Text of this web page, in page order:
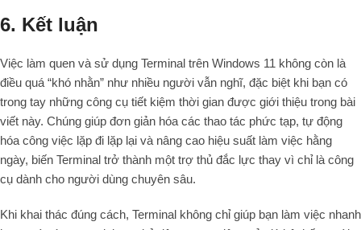
6. Kết luận
Việc làm quen và sử dụng Terminal trên Windows 11 không còn là
điều quá “khó nhằn” như nhiều người vẫn nghĩ, đặc biệt khi bạn có
trong tay những công cụ tiết kiệm thời gian được giới thiệu trong bài
viết này. Chúng giúp đơn giản hóa các thao tác phức tạp, tự động
hóa công việc lặp đi lặp lại và nâng cao hiệu suất làm việc hằng
ngày, biến Terminal trở thành một trợ thủ đắc lực thay vì chỉ là công
cụ dành cho người dùng chuyên sâu.
Khi khai thác đúng cách, Terminal không chỉ giúp bạn làm việc nhanh